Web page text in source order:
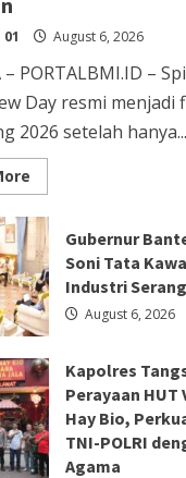
01
Berita Nasional
dan Budaya
Ramaikan
Boen Hay Bio
Palang
01 August 5, 2026
dan Bisnis
Terapkan
Merak
Gapertip
August 6, 2026
– PORTALBMI.ID –
Day resmi menjadi
2026 setelah hanya...
more
Film
Terlaris
2026
Spider
Man
Brand
New
Day
Raup
Rp
20,6
T
dalam
Sepekan
Gubernur
Soni Tata
Industri
August 6, 2026
Kapolres
Perayaan HUT
Hay Bio,
TNI-POLRI
Agama